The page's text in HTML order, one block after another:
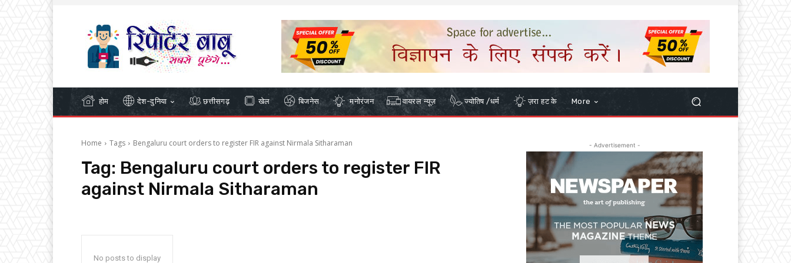
होम देश-दुनिया छत्तीसगढ़ खेल बिजनेस मनोरंजन वायरल न्यूज़ ज्योतिष /धर्म ज़रा हट के More
Home Tags Bengaluru court orders to register FIR against Nirmala Sitharaman
Tag: Bengaluru court orders to register FIR
against Nirmala Sitharaman
No posts to display
- Advertisement -